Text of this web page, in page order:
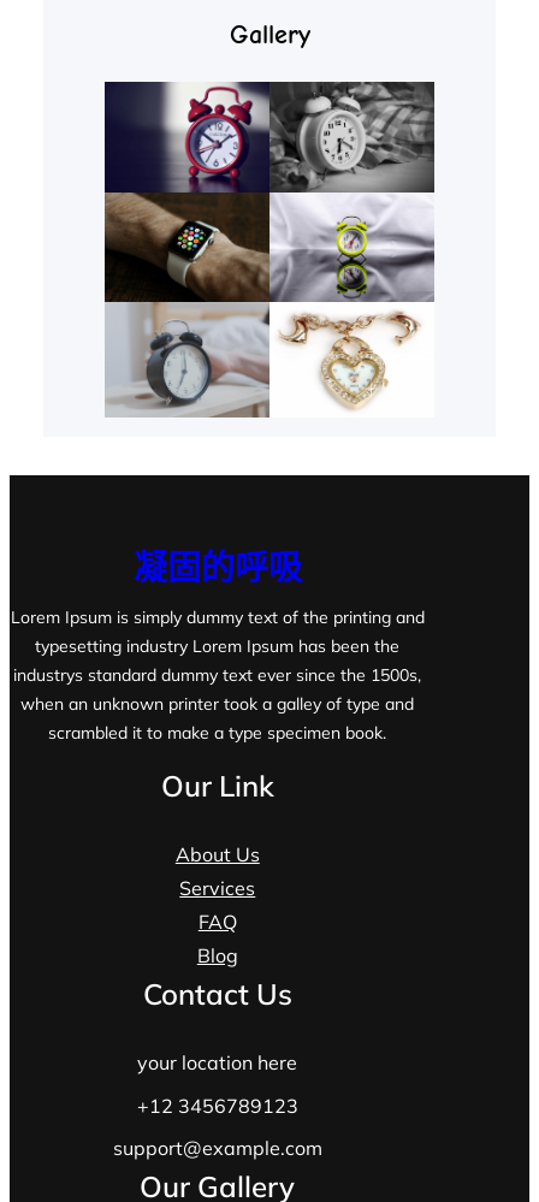
Gallery
凝固的呼吸
Lorem Ipsum is simply dummy text of the printing and
typesetting industry Lorem Ipsum has been the
industrys standard dummy text ever since the 1500s,
when an unknown printer took a galley of type and
scrambled it to make a type specimen book.
Our Link
About Us
Services
FAQ
Blog
Contact Us
your location here
+12 3456789123
support@example.com
Our Gallery